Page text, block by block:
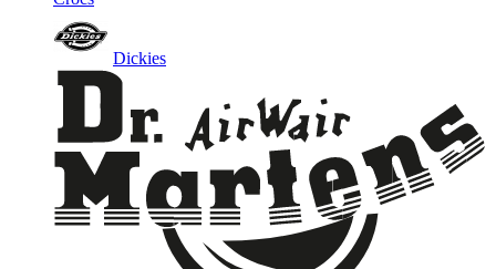
Dickies